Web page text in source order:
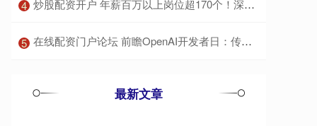
4 ​炒股配资开户 年薪百万以上岗位超170个！深圳将赴清华北大招揽AI英才
5 ​在线配资门户论坛 前瞻OpenAI开发者日：传说中的“消费级AI产品”是什么？
最新文章